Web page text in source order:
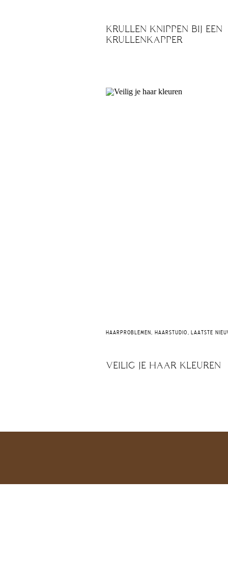
KRULLEN KNIPPEN BIJ EEN
KRULLENKAPPER
HAARPROBLEMEN, HAARSTUDIO, LAATSTE
VEILIG JE HAAR KLEUREN